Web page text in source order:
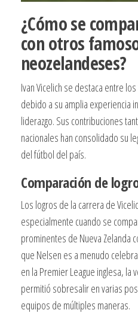
¿Cómo se
con otros
neozelandeses?
Ivan Vicelich se destaca entre
debido a su amplia experiencia
liderazgo. Sus contribuciones
nacionales han consolidado su
del fútbol del país.
Comparación de
Los logros de la carrera de
especialmente cuando se
prominentes de Nueva Zelanda
que Nelsen es a menudo
en la Premier League inglesa, la
permitió sobresalir en varias
equipos de múltiples maneras.